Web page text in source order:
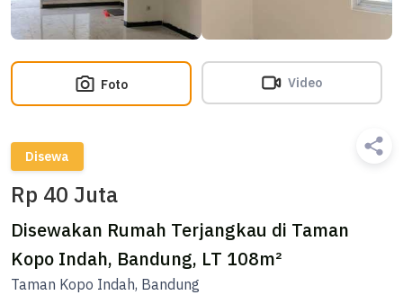
Foto Video
Disewa
Rp 40 Juta
Disewakan Rumah Terjangkau di Taman
Kopo Indah, Bandung, LT 108m²
Taman Kopo Indah, Bandung